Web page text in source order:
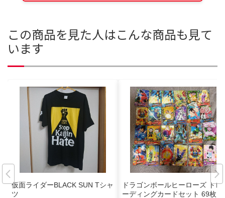
この商品を見た人はこんな商品も見て
います
仮面ライダーBLACK SUN Tシャ
ツ
ドラゴンボールヒーローズ トレ
ーディングカードセット 69枚